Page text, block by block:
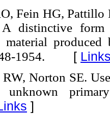
Fein HG,
distinctive form
material
1954. [
Norton SE.
unknown
]